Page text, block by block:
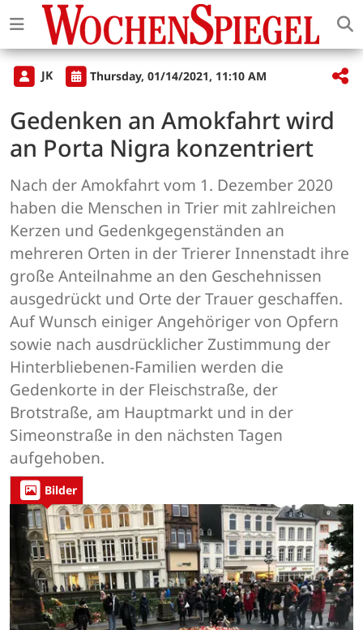
JK Thursday, 01/14/2021, 11:10 AM
Gedenken an Amokfahrt wird
an Porta Nigra konzentriert
Nach der Amokfahrt vom 1. Dezember 2020
haben die Menschen in Trier mit zahlreichen
Kerzen und Gedenkgegenständen an
mehreren Orten in der Trierer Innenstadt ihre
große Anteilnahme an den Geschehnissen
ausgedrückt und Orte der Trauer geschaffen.
Auf Wunsch einiger Angehöriger von Opfern
sowie nach ausdrücklicher Zustimmung der
Hinterbliebenen-Familien werden die
Gedenkorte in der Fleischstraße, der
Brotstraße, am Hauptmarkt und in der
Simeonstraße in den nächsten Tagen
aufgehoben.
Bilder